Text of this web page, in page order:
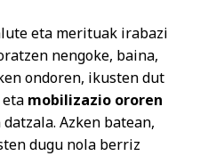
eta merituak irabazi
nengoke, baina,
ondoren, ikusten dut
mobilizazio ororen
datzala. Azken batean,
dugu nola berriz